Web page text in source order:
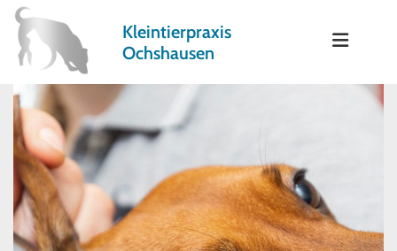
Zum Inhalt springen
Kleintierpraxis
Ochshausen